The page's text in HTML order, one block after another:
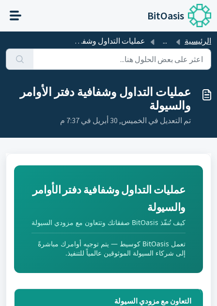
التخطّي إلى المحتوى الرئيسي
BitOasis
الرئيسية ... عمليات التداول وشفافية دفتر الأوامر والسيولة
عمليات التداول وشفافية دفتر الأوامر
والسيولة
تم التعديل في الخميس, 30 أبريل في 7:37 م
عمليات التداول وشفافية دفتر الأوامر
والسيولة
كيف تُنفّذ BitOasis صفقاتك وتتعاون مع مزودي السيولة
تعمل BitOasis كوسيط — يتم توجيه أوامرك مباشرةً
إلى شركاء السيولة الموثوقين عالمياً للتنفيذ.
التعاون مع مزودي السيولة